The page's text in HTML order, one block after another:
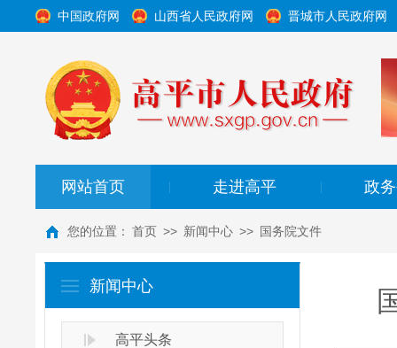
中国政府网 山西省人民政府网 晋城市人民政府网
网站首页 走进高平 政
您的位置： 首页 >> 新闻中心 >> 国务院文件
新闻中心
高平头条